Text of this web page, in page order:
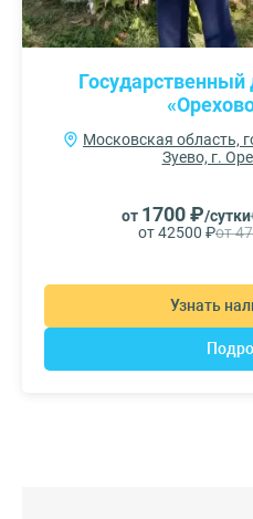
Московская область,
Зуево, г.
от 1700 ₽/сутки
от 42500 ₽от
Узнать